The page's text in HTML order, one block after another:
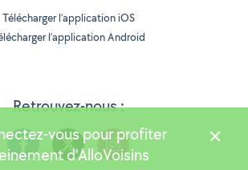
Retrouvez-nous :
Télécharger l’application iOS
l’application Android
vous pour profiter
d'AlloVoisins